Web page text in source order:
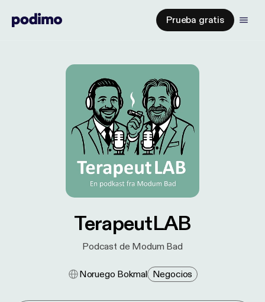
Prueba gratis
TerapeutLAB
Podcast de Modum Bad
Noruego Bokmal Negocios